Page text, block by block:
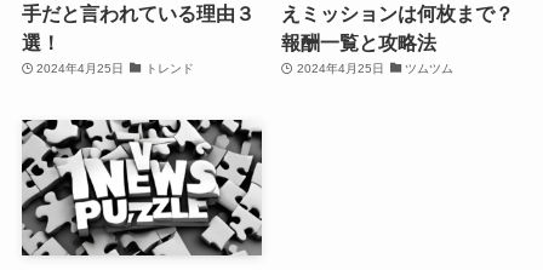
手だと言われている理由３
選！
2024年4月25日 トレンド
えミッションは何枚まで？
報酬一覧と攻略法
2024年4月25日 ツムツム